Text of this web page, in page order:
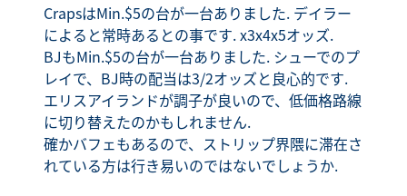
CrapsはMin.$5の台が一台ありました. デイラー
によると常時あるとの事です. x3x4x5オッズ.
BJもMin.$5の台が一台ありました. シューでのプ
レイで、BJ時の配当は3/2オッズと良心的です.
エリスアイランドが調子が良いので、低価格路線
に切り替えたのかもしれません.
確かバフェもあるので、ストリップ界隈に滞在さ
れている方は行き易いのではないでしょうか.